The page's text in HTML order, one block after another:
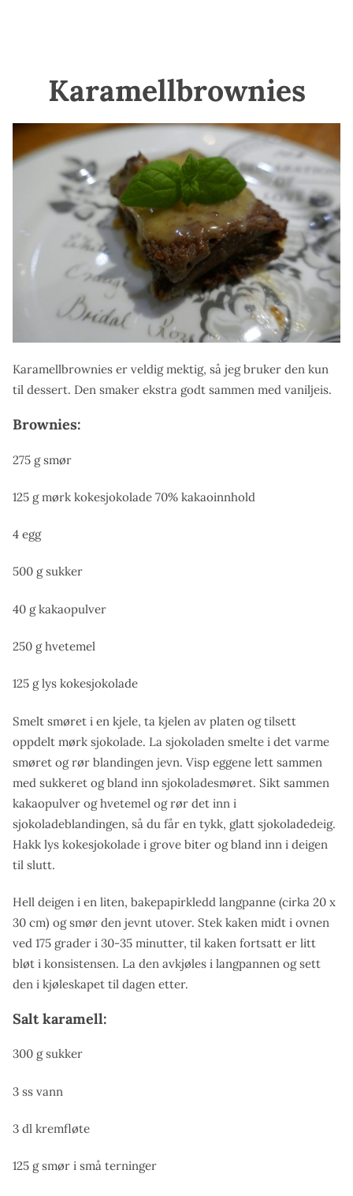
Karamellbrownies
Karamellbrownies er veldig mektig, så jeg bruker den kun
til dessert. Den smaker ekstra godt sammen med vaniljeis.
Brownies:
275 g smør
125 g mørk kokesjokolade 70% kakaoinnhold
4 egg
500 g sukker
40 g kakaopulver
250 g hvetemel
125 g lys kokesjokolade
Smelt smøret i en kjele, ta kjelen av platen og tilsett
oppdelt mørk sjokolade. La sjokoladen smelte i det varme
smøret og rør blandingen jevn. Visp eggene lett sammen
med sukkeret og bland inn sjokoladesmøret. Sikt sammen
kakaopulver og hvetemel og rør det inn i
sjokoladeblandingen, så du får en tykk, glatt sjokoladedeig.
Hakk lys kokesjokolade i grove biter og bland inn i deigen
til slutt.
Hell deigen i en liten, bakepapirkledd langpanne (cirka 20 x
30 cm) og smør den jevnt utover. Stek kaken midt i ovnen
ved 175 grader i 30-35 minutter, til kaken fortsatt er litt
bløt i konsistensen. La den avkjøles i langpannen og sett
den i kjøleskapet til dagen etter.
Salt karamell:
300 g sukker
3 ss vann
3 dl kremfløte
125 g smør i små terninger